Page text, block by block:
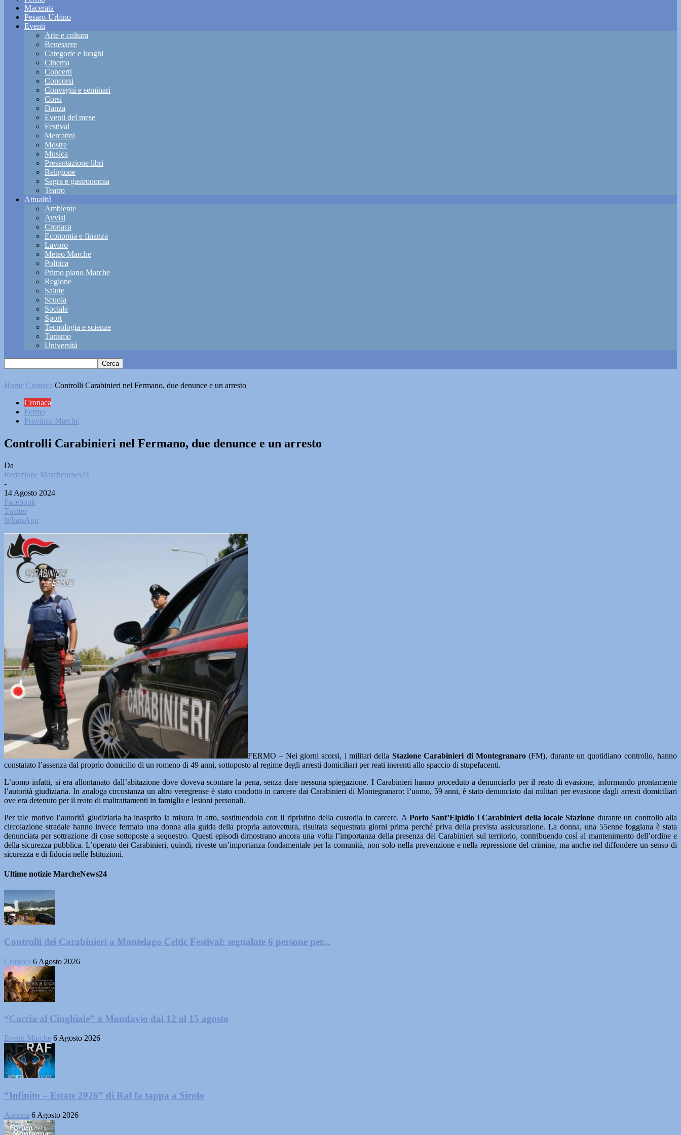
Macerata
Pesaro-Urbino
Eventi
Arte e cultura
Benessere
Categorie e luoghi
Cinema
Concerti
Concorsi
Convegni e seminari
Corsi
Danza
Eventi del mese
Festival
Mercatini
Mostre
Musica
Presentazione libri
Religione
Sagra e gastronomia
Teatro
Attualità
Ambiente
Avvisi
Cronaca
Economia e finanza
Lavoro
Meteo Marche
Politica
Primo piano Marche
Regione
Salute
Scuola
Sociale
Sport
Tecnologia e scienze
Turismo
Università
Home Cronaca Controlli Carabinieri nel Fermano, due denunce e un arresto
Cronaca
Fermo
Province Marche
Controlli Carabinieri nel Fermano, due denunce e un arresto
Da
Redazione Marchenews24
-
14 Agosto 2024
Facebook
Twitter
WhatsApp
FERMO – Nei giorni scorsi, i militari della Stazione Carabinieri di Montegranaro(FM), durante un quotidiano controllo, hanno
constatato l’assenza dal proprio domicilio di un romeno di 49 anni, sottoposto al regime degli arresti domiciliari per reati inerenti allo spaccio di stupefacenti.
L’uomo infatti, si era allontanato dall’abitazione dove doveva scontare la pena, senza dare nessuna spiegazione. I Carabinieri hanno proceduto a denunciarlo per il reato di evasione, informando prontamente
l’autorità giudiziaria. In analoga circostanza un altro veregrense è stato condotto in carcere dai Carabinieri di Montegranaro: l’uomo, 59 anni, è stato denunciato dai militari per evasione dagli arresti domiciliari
ove era detenuto per il reato di maltrattamenti in famiglia e lesioni personali.
Per tale motivo l’autorità giudiziaria ha inasprito la misura in atto, sostituendola con il ripristino della custodia in carcere. A Porto Sant’Elpidio i Carabinieri della locale Stazione durante un controllo alla
circolazione stradale hanno invece fermato una donna alla guida della propria autovettura, risultata sequestrata giorni prima perché priva della prevista assicurazione. La donna, una 55enne foggiana è stata
denunciata per sottrazione di cose sottoposte a sequestro. Questi episodi dimostrano ancora una volta l’importanza della presenza dei Carabinieri sul territorio, contribuendo così al mantenimento dell’ordine e
della sicurezza pubblica. L’operato dei Carabinieri, quindi, riveste un’importanza fondamentale per la comunità, non solo nella prevenzione e nella repressione del crimine, ma anche nel diffondere un senso di
sicurezza e di fiducia nelle Istituzioni.
Ultime notizie MarcheNews24
Controlli dei Carabinieri a Montelago Celtic Festival: segnalate 6 persone per...
Cronaca 6 Agosto 2026
“Caccia al Cinghiale” a Mondavio dal 12 al 15 agosto
Eventi Marche 6 Agosto 2026
“Infinito – Estate 2026” di Raf fa tappa a Sirolo
Ancona 6 Agosto 2026